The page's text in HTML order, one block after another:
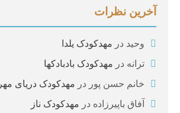
آخرین نظرات
وحید در مهدکودک یلدا
ترانه در مهدکودک بادبادکها
خانم حسن پور در مهدکودک دریای مهر
آفاق باپیرزاده در مهدکودک ناز